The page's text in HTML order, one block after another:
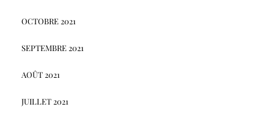
OCTOBRE 2021
SEPTEMBRE 2021
AOÛT 2021
JUILLET 2021